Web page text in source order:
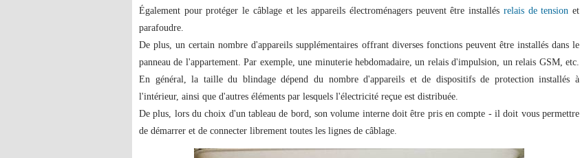
Également pour protéger le câblage et les appareils électroménagers peuvent être installés relais de tension et
parafoudre.
De plus, un certain nombre d'appareils supplémentaires offrant diverses fonctions peuvent être installés dans le
panneau de l'appartement. Par exemple, une minuterie hebdomadaire, un relais d'impulsion, un relais GSM, etc.
En général, la taille du blindage dépend du nombre d'appareils et de dispositifs de protection installés à
l'intérieur, ainsi que d'autres éléments par lesquels l'électricité reçue est distribuée.
De plus, lors du choix d'un tableau de bord, son volume interne doit être pris en compte - il doit vous permettre
de démarrer et de connecter librement toutes les lignes de câblage.